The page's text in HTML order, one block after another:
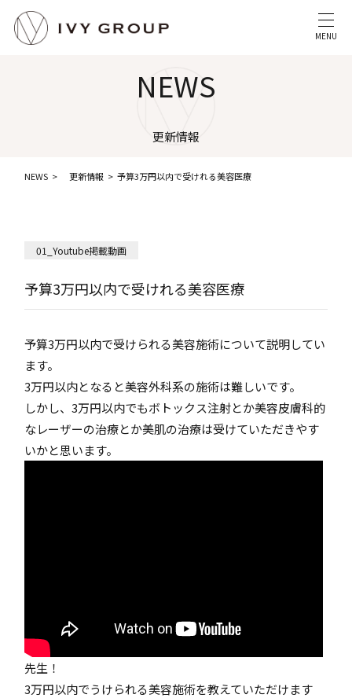
MENU
NEWS
更新情報
NEWS 更新情報 予算3万円以内で受けれる美容医療
01_Youtube掲載動画
予算3万円以内で受けれる美容医療
予算3万円以内で受けられる美容施術について説明してい
ます。
3万円以内となると美容外科系の施術は難しいです。
しかし、3万円以内でもボトックス注射とか美容皮膚科的
なレーザーの治療とか美肌の治療は受けていただきやす
いかと思います。
先生！
3万円以内でうけられる美容施術を教えていただけます